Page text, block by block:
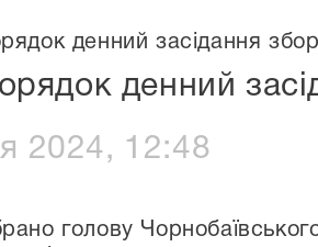
денний засідання
денний
2024, 12:48
голову